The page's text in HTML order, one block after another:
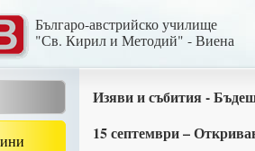
Българо-австрийско училище
"Св. Кирил и Методий" - Виена
Изяви и събития -
15 септември –